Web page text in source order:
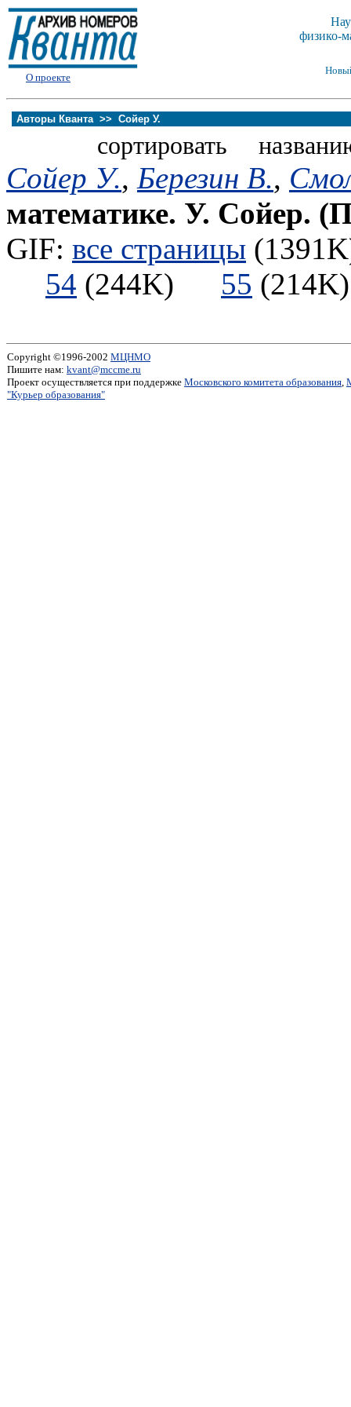
О проекте
физико-
Авторы Кванта >> Сойер У.
сортировать
Сойер У., Березин В.,
математике. У. Сойер.
GIF: все страницы
54 (244K) 55
Copyright ©1996-2002 МЦНМО
Пишите нам: kvant@mccme.ru
Проект осуществляется при поддержке Московского комитета образования,
"Курьер образования"